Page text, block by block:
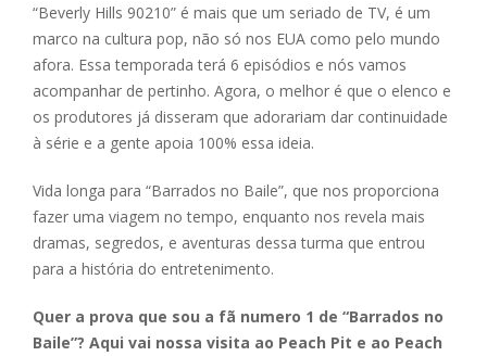
“Beverly Hills 90210” é mais que um seriado de TV, é um
marco na cultura pop, não só nos EUA como pelo mundo
afora. Essa temporada terá 6 episódios e nós vamos
acompanhar de pertinho. Agora, o melhor é que o elenco e
os produtores já disseram que adorariam dar continuidade
à série e a gente apoia 100% essa ideia.
Vida longa para “Barrados no Baile”, que nos proporciona
fazer uma viagem no tempo, enquanto nos revela mais
dramas, segredos, e aventuras dessa turma que entrou
para a história do entretenimento.
Quer a prova que sou a fã numero 1 de “Barrados no
Baile”? Aqui vai nossa visita ao Peach Pit e ao Peach